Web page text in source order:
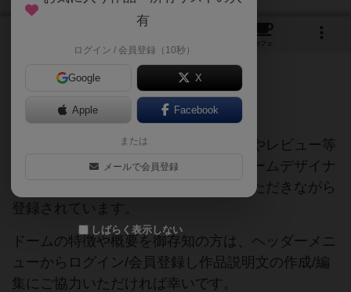
カフェ
ご協力ください
当サイトに掲載されている作品説明文やレビュー等
の情報は、ボドゲーマ運営事務局・ゲームデザイナ
ーご本人様・有志の皆様にご協力をいただきながら
登録されています。
ドームの特徴や概要を御存知の方は、ヘッダーメニ
ューからログイン/会員登録し作品説明文の作成/編
集にご協力いただければ幸いです。
有
ログイン / 会員登録（10秒）
Google X
Apple Facebook
または
メールで会員登録
しばらく表示しない